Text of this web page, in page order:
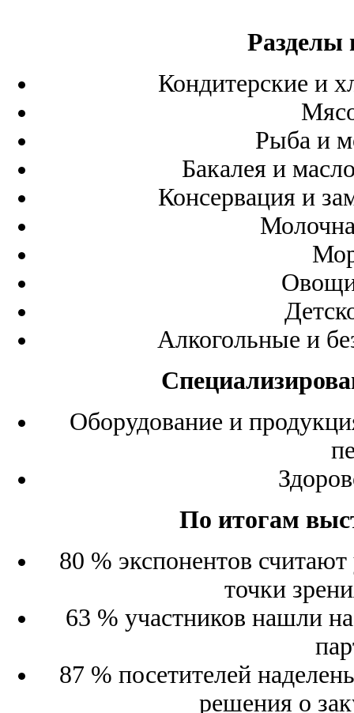
Разделы
Кондитерские и
Рыба и
Бакалея и
Консервация и
Алкогольные и
Оборудование и
По итогам
80 % экспонентов
точки
63 % участников нашли
87 % посетителей
решения о